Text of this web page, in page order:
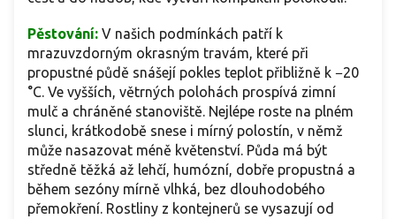
Pěstování: V našich podmínkách patří k
mrazuvzdorným okrasným travám, které při
propustné půdě snášejí pokles teplot přibližně k −20
°C. Ve vyšších, větrných polohách prospívá zimní
mulč a chráněné stanoviště. Nejlépe roste na plném
slunci, krátkodobě snese i mírný polostín, v němž
může nasazovat méně květenství. Půda má být
středně těžká až lehčí, humózní, dobře propustná a
během sezóny mírně vlhká, bez dlouhodobého
přemokření. Rostliny z kontejnerů se vysazují od